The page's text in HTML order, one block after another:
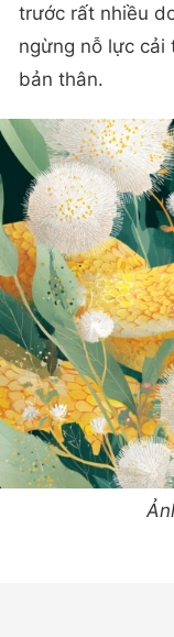
trước rất nhiều
ngừng nỗ lực cải
bản thân.